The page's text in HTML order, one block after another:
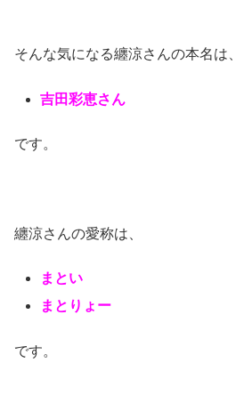
そんな気になる纏涼さんの本名は、
吉田彩恵さん
です。
纏涼さんの愛称は、
まとい
まとりょー
です。